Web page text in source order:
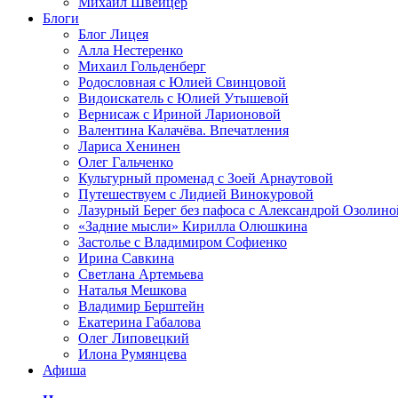
Блоги
Блог Лицея
Алла Нестеренко
Михаил Гольденберг
Родословная с Юлией Свинцовой
Видоискатель с Юлией Утышевой
Вернисаж с Ириной Ларионовой
Валентина Калачёва. Впечатления
Лариса Хенинен
Олег Гальченко
Культурный променад с Зоей Арнаутовой
Путешествуем с Лидией Винокуровой
Лазурный Берег без пафоса с Александрой
«Задние мысли» Кирилла Олюшкина
Застолье с Владимиром Софиенко
Ирина Савкина
Светлана Артемьева
Наталья Мешкова
Владимир Берштейн
Екатерина Габалова
Олег Липовецкий
Илона Румянцева
Афиша